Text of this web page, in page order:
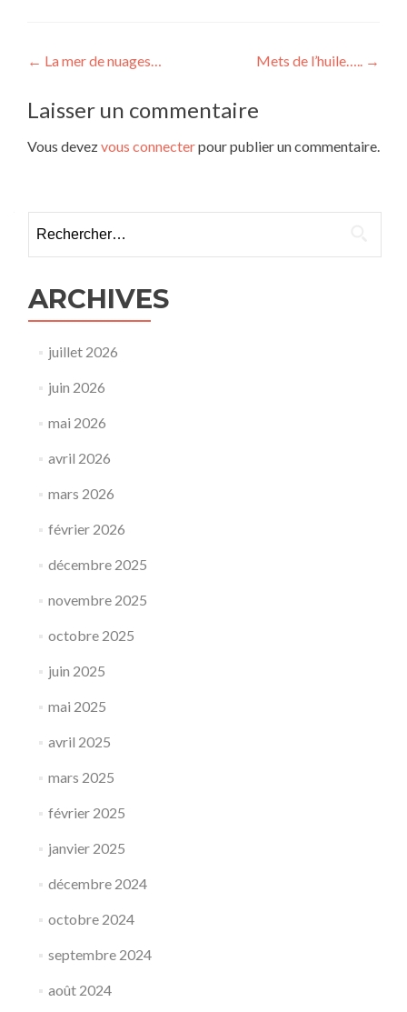
Navigation
de
l’article
← La mer de nuages… Mets de l’huile….. →
Laisser un commentaire
Vous devezvous connecterpour publier un commentaire.
ARCHIVES
juillet 2026
juin 2026
mai 2026
avril 2026
mars 2026
février 2026
décembre 2025
novembre 2025
octobre 2025
juin 2025
mai 2025
avril 2025
mars 2025
février 2025
janvier 2025
décembre 2024
octobre 2024
septembre 2024
août 2024